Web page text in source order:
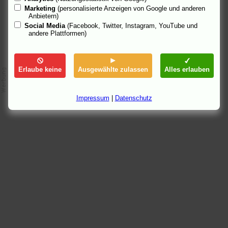
Marketing (personalisierte Anzeigen von Google und anderen
Anbietern)
Social Media (Facebook, Twitter, Instagram, YouTube und
andere Plattformen)
Erlaube keine Ausgewählte zulassen Alles erlauben
Impressum Datenschutz